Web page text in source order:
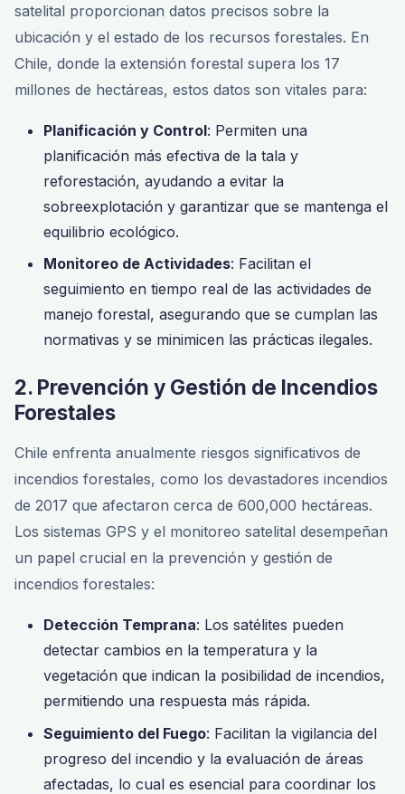
satelital proporcionan datos precisos sobre la
ubicación y el estado de los recursos forestales. En
Chile, donde la extensión forestal supera los 17
millones de hectáreas, estos datos son vitales para:
Planificación y Control: Permiten una
planificación más efectiva de la tala y
reforestación, ayudando a evitar la
sobreexplotación y garantizar que se mantenga el
equilibrio ecológico.
Monitoreo de Actividades: Facilitan el
seguimiento en tiempo real de las actividades de
manejo forestal, asegurando que se cumplan las
normativas y se minimicen las prácticas ilegales.
2. Prevención y Gestión de Incendios
Forestales
Chile enfrenta anualmente riesgos significativos de
incendios forestales, como los devastadores incendios
de 2017 que afectaron cerca de 600,000 hectáreas.
Los sistemas GPS y el monitoreo satelital desempeñan
un papel crucial en la prevención y gestión de
incendios forestales:
Detección Temprana: Los satélites pueden
detectar cambios en la temperatura y la
vegetación que indican la posibilidad de incendios,
permitiendo una respuesta más rápida.
Seguimiento del Fuego: Facilitan la vigilancia del
progreso del incendio y la evaluación de áreas
afectadas, lo cual es esencial para coordinar los